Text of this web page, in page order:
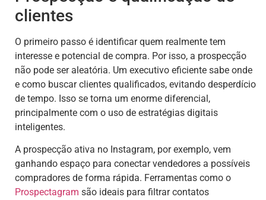
clientes
O primeiro passo é identificar quem realmente tem
interesse e potencial de compra. Por isso, a prospecção
não pode ser aleatória. Um executivo eficiente sabe onde
e como buscar clientes qualificados, evitando desperdício
de tempo. Isso se torna um enorme diferencial,
principalmente com o uso de estratégias digitais
inteligentes.
A prospecção ativa no Instagram, por exemplo, vem
ganhando espaço para conectar vendedores a possíveis
compradores de forma rápida. Ferramentas como o
Prospectagram são ideais para filtrar contatos